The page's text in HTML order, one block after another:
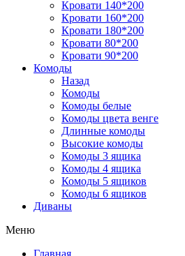
Кровати 140*200
Кровати 160*200
Кровати 180*200
Кровати 80*200
Кровати 90*200
Комоды
Назад
Комоды
Комоды белые
Комоды цвета венге
Длинные комоды
Высокие комоды
Комоды 3 ящика
Комоды 4 ящика
Комоды 5 ящиков
Комоды 6 ящиков
Диваны
Меню
Главная